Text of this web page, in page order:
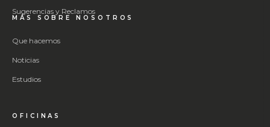
Sugerencias y Reclamos
MÁS SOBRE NOSOTROS
Que hacemos
Noticias
Estudios
OFICINAS